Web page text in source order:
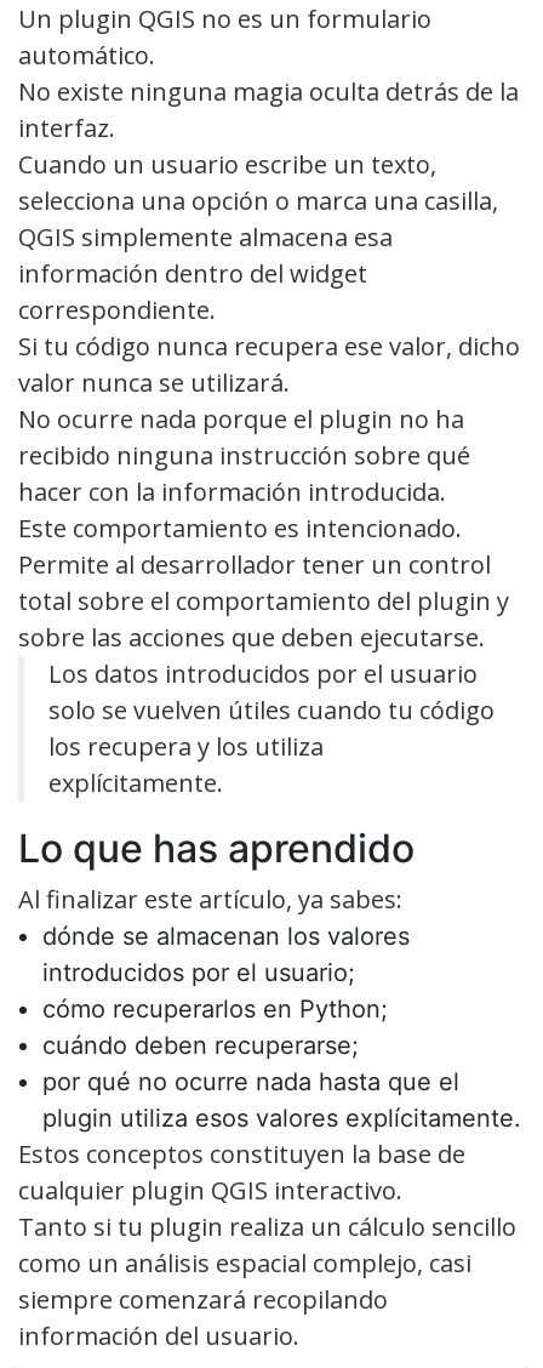
Un plugin QGIS no es un formulario
automático.
No existe ninguna magia oculta detrás de la
interfaz.
Cuando un usuario escribe un texto,
selecciona una opción o marca una casilla,
QGIS simplemente almacena esa
información dentro del widget
correspondiente.
Si tu código nunca recupera ese valor, dicho
valor nunca se utilizará.
No ocurre nada porque el plugin no ha
recibido ninguna instrucción sobre qué
hacer con la información introducida.
Este comportamiento es intencionado.
Permite al desarrollador tener un control
total sobre el comportamiento del plugin y
sobre las acciones que deben ejecutarse.
Los datos introducidos por el usuario
solo se vuelven útiles cuando tu código
los recupera y los utiliza
explícitamente.
Lo que has aprendido
Al finalizar este artículo, ya sabes:
dónde se almacenan los valores
introducidos por el usuario;
cómo recuperarlos en Python;
cuándo deben recuperarse;
por qué no ocurre nada hasta que el
plugin utiliza esos valores explícitamente.
Estos conceptos constituyen la base de
cualquier plugin QGIS interactivo.
Tanto si tu plugin realiza un cálculo sencillo
como un análisis espacial complejo, casi
siempre comenzará recopilando
información del usuario.